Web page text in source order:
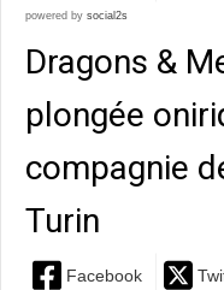
powered by social2s
Dragons &
plongée
compagnie
Turin
Facebook